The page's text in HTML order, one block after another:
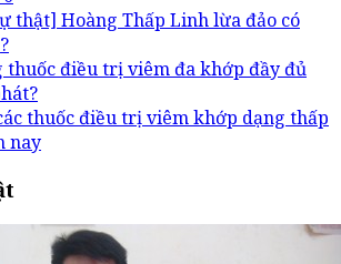
thật] Hoàng Thấp Linh lừa đảo có
thuốc điều trị viêm đa khớp đầy đủ
thuốc điều trị viêm khớp dạng thấp
nay